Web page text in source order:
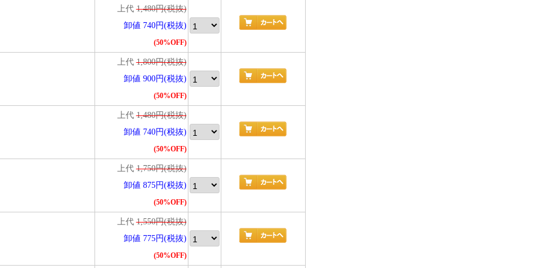
上代1,480円(税抜)
卸値 740円(税抜)
(50%OFF)
上代1,800円(税抜)
卸値 900円(税抜)
(50%OFF)
上代1,480円(税抜)
卸値 740円(税抜)
(50%OFF)
上代1,750円(税抜)
卸値 875円(税抜)
(50%OFF)
上代1,550円(税抜)
卸値 775円(税抜)
(50%OFF)